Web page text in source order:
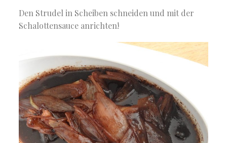
Den Strudel in Scheiben schneiden und mit der
Schalottensauce anrichten!